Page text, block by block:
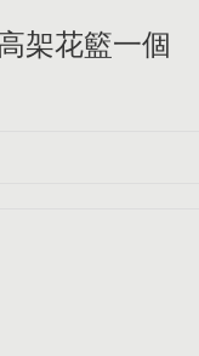
架花籃一個